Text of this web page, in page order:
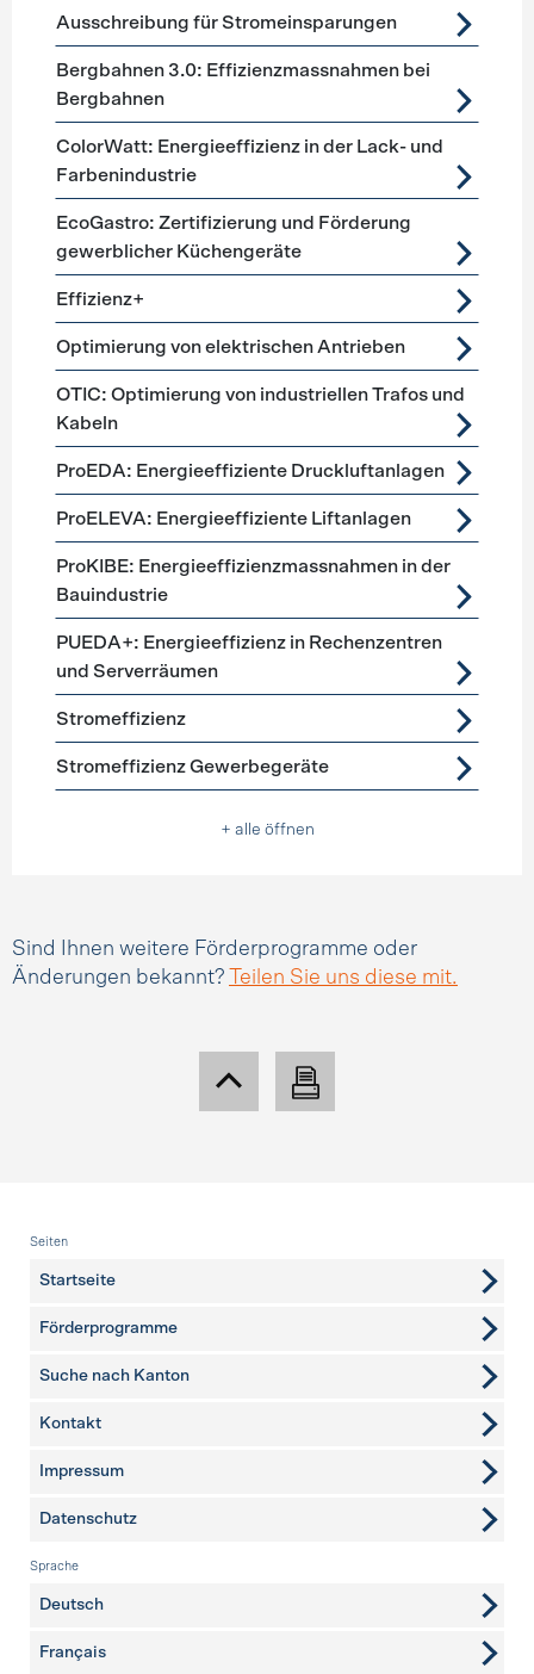
Ausschreibung für Stromeinsparungen
Bergbahnen 3.0: Effizienzmassnahmen bei
Bergbahnen
ColorWatt: Energieeffizienz in der Lack- und
Farbenindustrie
EcoGastro: Zertifizierung und Förderung
gewerblicher Küchengeräte
Effizienz+
Optimierung von elektrischen Antrieben
OTIC: Optimierung von industriellen Trafos und
Kabeln
ProEDA: Energieeffiziente Druckluftanlagen
ProELEVA: Energieeffiziente Liftanlagen
ProKIBE: Energieeffizienzmassnahmen in der
Bauindustrie
PUEDA+: Energieeffizienz in Rechenzentren
und Serverräumen
Stromeffizienz
Stromeffizienz Gewerbegeräte
+ alle öffnen
Sind Ihnen weitere Förderprogramme oder
Änderungen bekannt?
Teilen Sie uns diese mit.
Fusszeile
Seiten
Startseite
Förderprogramme
Suche nach Kanton
weitere Seiten
Kontakt
Impressum
Datenschutz
Sprache
Deutsch
Français